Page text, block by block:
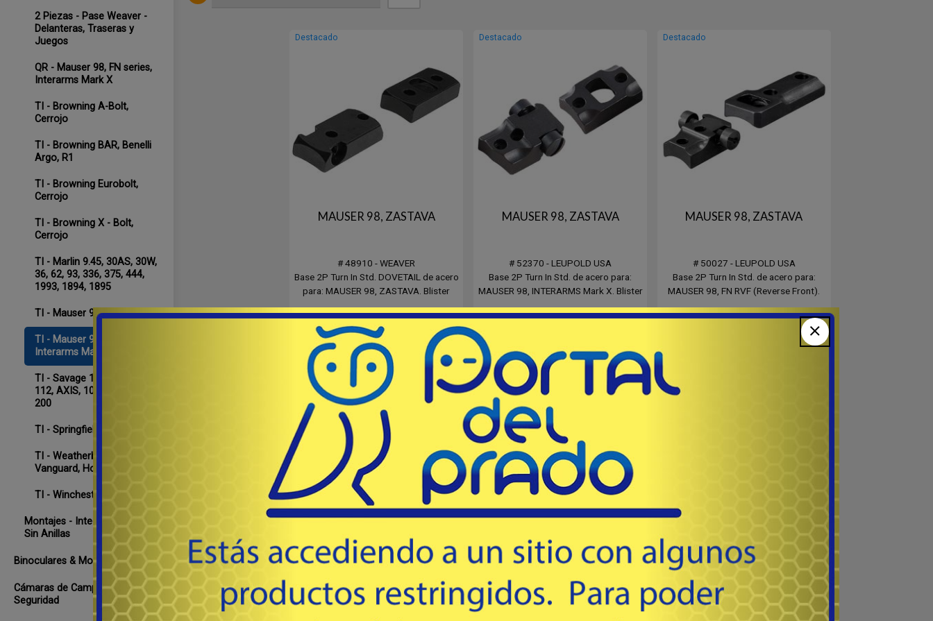
2 Piezas - Pase Weaver -
Delanteras, Traseras y
Juegos
QR - Mauser 98, FN series,
Interarms Mark X
TI - Browning A-Bolt,
Cerrojo
TI - Browning BAR, Benelli
Argo, R1
TI - Browning Eurobolt,
Cerrojo
TI - Browning X - Bolt,
Cerrojo
TI - Marlin 9.45, 30AS, 30W,
36, 62, 93, 336, 375, 444,
1993, 1894, 1895
TI - Mauser 96
TI - Mauser 98, FN series,
Interarms Mark X
TI - Savage 10, 12, 110,
112, AXIS, 10ML II, Stevens
200
TI - Springfield 1903 A3
TI - Weatherby Mark V.
Vanguard, Howa 1500
TI - Winchester 94
Montajes - Integrales, Con &
Sin Anillas
Binoculares & Monoculares
Cámaras de Campo, Rastreo &
Seguridad
Destacado
MAUSER 98, ZASTAVA
# 48910 - WEAVER
Base 2P Turn In Std. DOVETAIL de acero
para: MAUSER 98, ZASTAVA. Blister
trasera. Color: Negro Matte.
ATENCIÓN: Las miras telescópicas,
mecánicas, holográficas, de fibra
óptica, de láser, o similares, anillas,
bases y montajes de cualquier t...
USD 98
Comprar
Destacado
MAUSER 98, ZASTAVA
# 52370 - LEUPOLD USA
Base 2P Turn In Std. de acero para:
MAUSER 98, INTERARMS Mark X. Blister
trasera. Color: Negro Matte.
ATENCIÓN: Las miras telescópicas,
mecánicas, holográficas, de fibra
óptica, de láser, o similares, anillas,
bases y montajes de cualqu...
USD 113
Comprar
Destacado
MAUSER 98, ZASTAVA
# 50027 - LEUPOLD USA
Base 2P Turn In Std. de acero para:
MAUSER 98, FN RVF (Reverse Front).
delantera y trasera. Color: Negro Brillo.
USD 113